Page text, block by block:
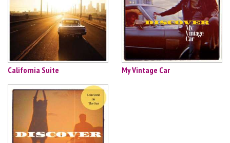
California Suite My Vintage Car